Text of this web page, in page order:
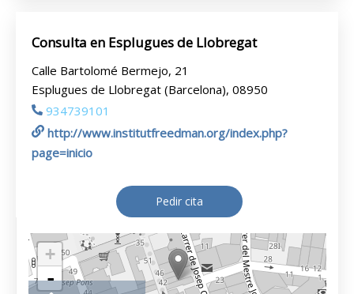
Consulta en Esplugues de Llobregat
Calle Bartolomé Bermejo, 21
Esplugues de Llobregat (Barcelona), 08950
934739101
http://www.institutfreedman.org/index.php?
page=inicio
Pedir cita
+
-